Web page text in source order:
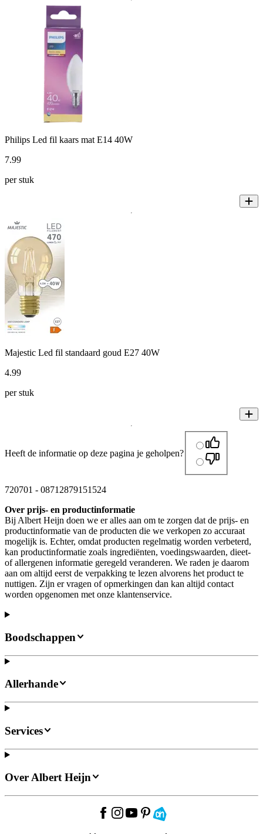
Philips Led fil kaars mat E14 40W
7.99
per stuk
Majestic Led fil standaard goud E27 40W
4.99
per stuk
Heeft de informatie op deze pagina je geholpen?
720701 - 08712879151524
Over prijs- en productinformatie
Bij Albert Heijn doen we er alles aan om te zorgen dat de prijs- en
productinformatie van de producten die we verkopen zo accuraat
mogelijk is. Echter, omdat producten regelmatig worden verbeterd,
kan productinformatie zoals ingrediënten, voedingswaarden, dieet-
of allergenen informatie geregeld veranderen. We raden je daarom
aan om altijd eerst de verpakking te lezen alvorens het product te
nuttigen. Zijn er vragen of opmerkingen dan kan altijd contact
worden opgenomen met onze klantenservice.
Boodschappen
Allerhande
Services
Over Albert Heijn